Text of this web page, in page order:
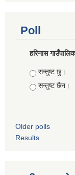
Poll
हरिनास
Choices
सन्तुष्ट छु।
सन्तुष्ट छैन।
Older polls
Results